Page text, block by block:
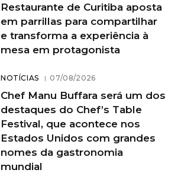
Restaurante de Curitiba aposta
em parrillas para compartilhar
e transforma a experiência à
mesa em protagonista
NOTÍCIAS 07/08/2026
Chef Manu Buffara será um dos
destaques do Chef’s Table
Festival, que acontece nos
Estados Unidos com grandes
nomes da gastronomia
mundial